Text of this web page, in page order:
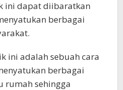
ini dapat diibaratkan
berbagai
ini adalah sebuah cara
berbagai
rumah sehingga